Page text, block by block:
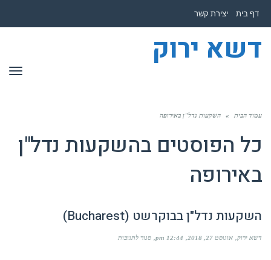
לתוכןדף בית יצירת קשר
דשא ירוק
עמוד הבית » השקעות נדל"ן באירופה
כל הפוסטים בהשקעות נדל"ן
באירופה
השקעות נדל"ן בבוקרשט (Bucharest)
דשא ירוק אוגוסט 27, 2018 12:44 pm סגור לתגובות